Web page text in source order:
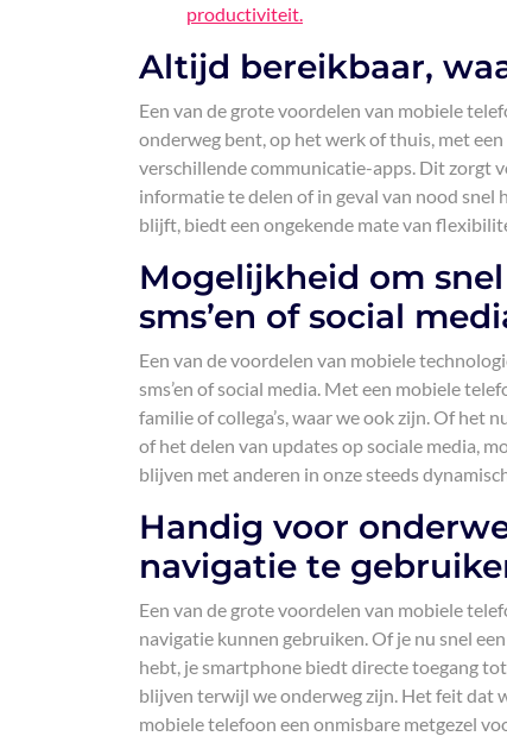
productiviteit.
Altijd bereikbaar,
Een van de grote voordelen van mobiele
onderweg bent, op het werk of thuis, met
verschillende communicatie-apps. Dit zorgt
informatie te delen of in geval van nood
blijft, biedt een ongekende mate van
Mogelijkheid om
sms’en of social
Een van de voordelen van mobiele
sms’en of social media. Met een mobiele
familie of collega’s, waar we ook zijn. Of het
of het delen van updates op sociale media,
blijven met anderen in onze steeds
Handig voor
navigatie te
Een van de grote voordelen van mobiele
navigatie kunnen gebruiken. Of je nu snel
hebt, je smartphone biedt directe toegang
blijven terwijl we onderweg zijn. Het feit dat
mobiele telefoon een onmisbare metgezel